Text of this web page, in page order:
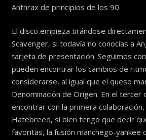
Anthrax de principios de los 90.
El disco empieza tirándose
Scavenger, si todavía no conocías a
tarjeta de presentación. Seguimos
pueden encontrar los cambios de
considerarse, al igual que el queso
Denominación de Origen. En el
encontrar con la primera colaboración,
Hatebreed, si bien tengo que decir
favoritas, la fusión manchego-yankee